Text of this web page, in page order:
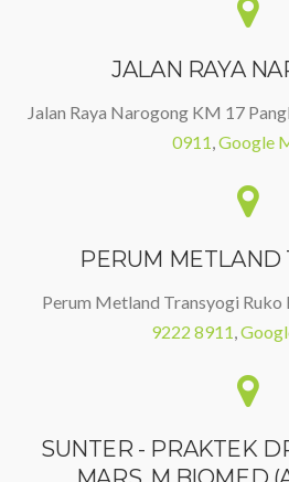
JALAN RAYA
Jalan Raya Narogong KM 17
0911 Google
PERUM METLAND
Perum Metland Transyogi Ruko
9222 8911
SUNTER - PRAKTEK